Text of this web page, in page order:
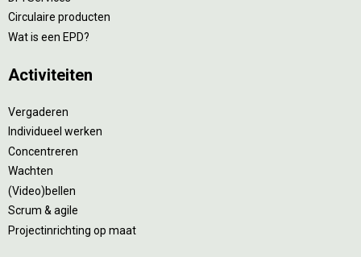
Circulaire producten
Wat is een EPD?
Activiteiten
Vergaderen
Individueel werken
Concentreren
Wachten
(Video)bellen
Scrum & agile
Projectinrichting op maat